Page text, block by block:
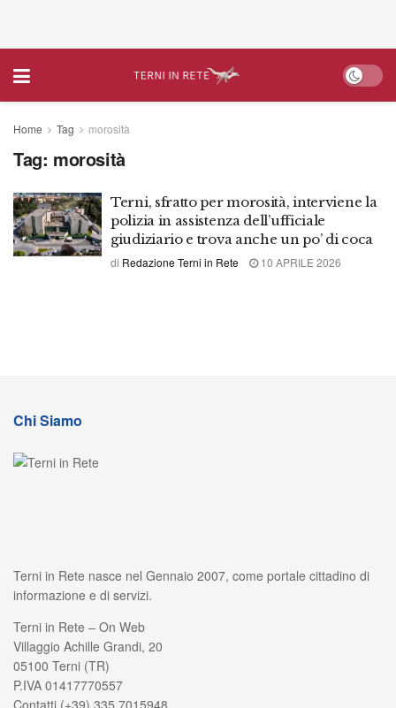
Home Tag morosità
Tag: morosità
Terni, sfratto per morosità, interviene la
polizia in assistenza dell’ufficiale
giudiziario e trova anche un po’ di coca
di Redazione Terni in Rete 10 APRILE 2026
Chi Siamo
Terni in Rete nasce nel Gennaio 2007, come portale cittadino di
informazione e di servizi.
Terni in Rete – On Web
Villaggio Achille Grandi, 20
05100 Terni (TR)
P.IVA 01417770557
Contatti (+39) 335 7015948